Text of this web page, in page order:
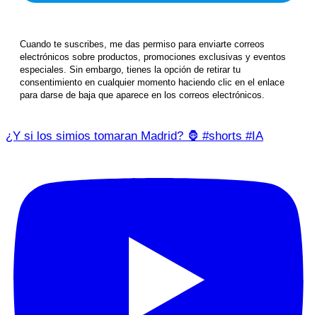
Cuando te suscribes, me das permiso para enviarte correos
electrónicos sobre productos, promociones exclusivas y eventos
especiales. Sin embargo, tienes la opción de retirar tu
consentimiento en cualquier momento haciendo clic en el enlace
para darse de baja que aparece en los correos electrónicos.
¿Y si los simios tomaran Madrid? 🦍 #shorts #IA